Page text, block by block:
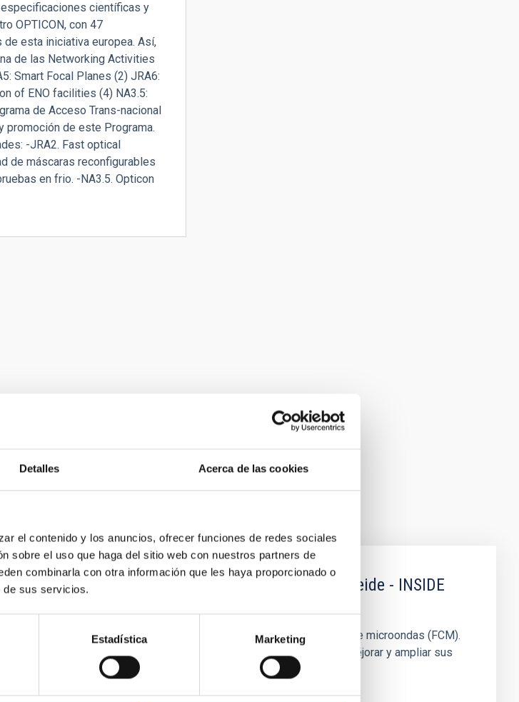
Detalles Acerca de las cookies
el contenido y los anuncios, ofrecer funciones de redes sociales
sobre el uso que haga del sitio web con nuestros partners de
combinarla con otra información que les haya proporcionado o
de sus servicios.
Estadística Marketing
científicas y
OPTICON, con 47
esta iniciativa europea. Así,
de las Networking Activities
Smart Focal Planes (2) JRA6:
of ENO facilities (4) NA3.5:
de Acceso Trans-nacional
promoción de este Programa.
-JRA2. Fast optical
de máscaras reconfigurables
en frio. -NA3.5. Opticon
del laboratorio del CMB en el Observatorio del Teide - INSIDE
de referencia del IAC para la investigación del fondo cósmico de microondas (FCM).
y en los próximos años se realizarán inversiones clave para mejorar y ampliar sus
así liderazgo científico en los experimentos de FCM ubicados en el